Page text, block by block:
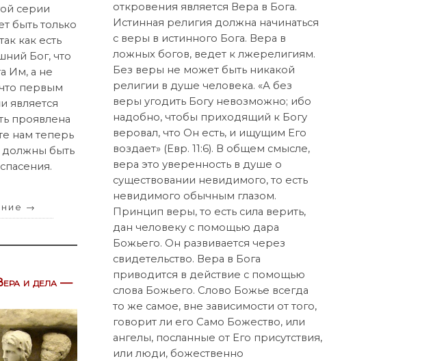
серии
быть только
как есть
Бог, что
Им, а не
первым
является
проявлена
нам теперь
должны быть
→
откровения является Вера в Бога.
Истинная религия должна начинаться
с веры в истинного Бога. Вера в
ложных богов, ведет к лжерелигиям.
Без веры не может быть никакой
религии в душе человека. «А без
веры угодить Богу невозможно; ибо
надобно, чтобы приходящий к Богу
веровал, что Он есть, и ищущим Его
воздает» (Евр. 11:6). В общем смысле,
вера это уверенность в душе о
существовании невидимого, то есть
невидимого обычным глазом.
Принцип веры, то есть сила верить,
дан человеку с помощью дара
Божьего. Он развивается через
свидетельство. Вера в Бога
приводится в действие с помощью
слова Божьего. Слово Божье всегда
то же самое, вне зависимости от того,
говорит ли его Само Божество, или
ангелы, посланные от Его присутствия,
или люди, божественно
и дела —